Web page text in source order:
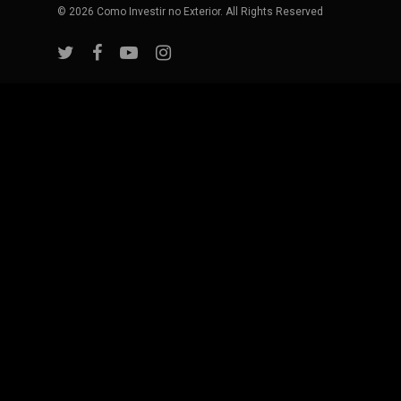
© 2026 Como Investir no Exterior. All Rights Reserved